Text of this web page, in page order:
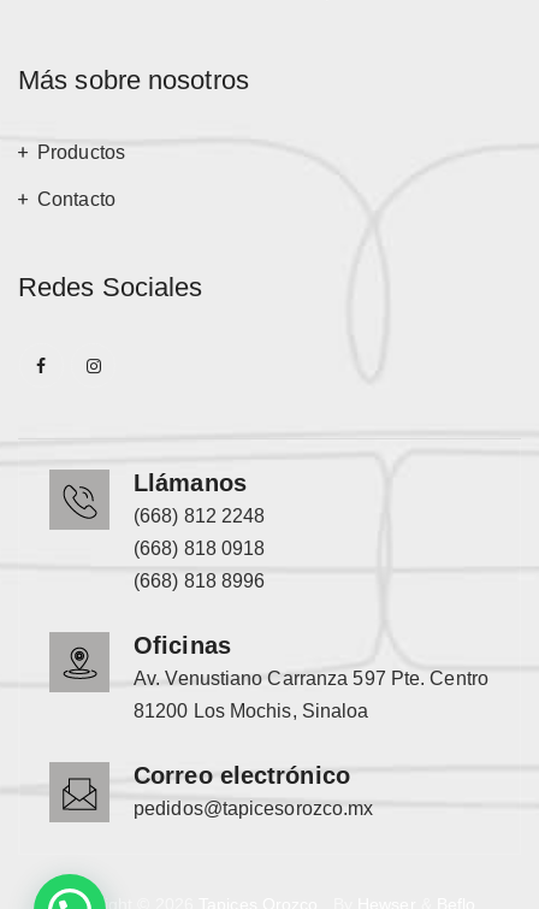
Más sobre nosotros
Productos
Contacto
Redes Sociales
Llámanos
(668) 812 2248
(668) 818 0918
(668) 818 8996
Oficinas
Av. Venustiano Carranza 597 Pte. Centro
81200 Los Mochis, Sinaloa
Correo electrónico
pedidos@tapicesorozco.mx
Copyright © 2026